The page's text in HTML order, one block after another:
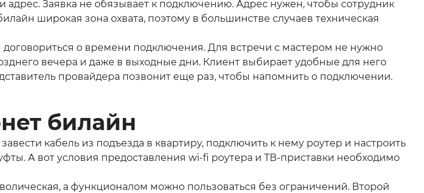
адрес. Заявка не обязывает к подключению. Адрес нужен, чтобы сотрудник
широкая зона охвата, поэтому в большинстве случаев техническая
о времени подключения. Для встречи с мастером не нужно
вечера и даже в выходные дни. Клиент выбирает удобные для него
провайдера позвонит еще раз, чтобы напомнить о подключении.
билайн
кабель из подъезда в квартиру, подключить к нему роутер и настроить
А вот условия предоставления wi-fi роутера и ТВ-приставки необходимо
а функционалом можно пользоваться без ограничений. Второй